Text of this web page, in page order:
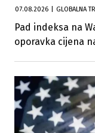
07.08.2026 GLOBALNA
Pad indeksa na
oporavka cijena